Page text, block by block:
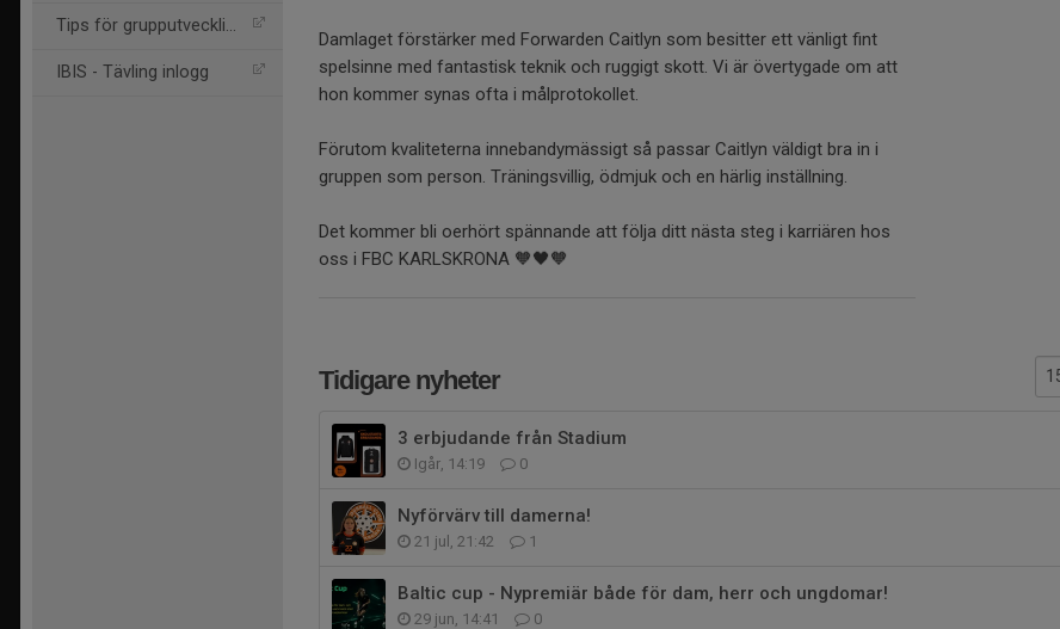
Tips för grupputveckling
IBIS - Tävling inlogg
Damlaget förstärker med Forwarden Caitlyn som besitter ett vänligt fint
spelsinne med fantastisk teknik och ruggigt skott. Vi är övertygade om att
hon kommer synas ofta i målprotokollet.
Förutom kvaliteterna innebandymässigt så passar Caitlyn väldigt bra in i
gruppen som person. Träningsvillig, ödmjuk och en härlig inställning.
Det kommer bli oerhört spännande att följa ditt nästa steg i karriären hos
oss i FBC KARLSKRONA 🧡🖤🧡
Tidigare nyheter
3 erbjudande från Stadium
Igår, 14:19 0
Nyförvärv till damerna!
21 jul, 21:42 1
Baltic cup - Nypremiär både för dam, herr och ungdomar!
29 jun, 14:41 0